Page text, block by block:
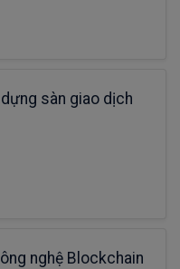
sàn giao dịch
nghệ Blockchain